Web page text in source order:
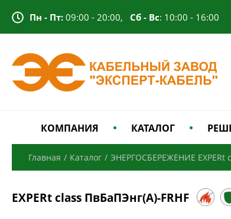
Пн - Пт: 09:00 - 20:00, Сб - Вс: 10:00 - 16:00
КОМПАНИЯ КАТАЛОГ
Главная / Каталог / ЭНЕРГОСБЕРЕЖЕНИЕ EXPERt
EXPERt class ПвБаПЭнг(А)-FRHF